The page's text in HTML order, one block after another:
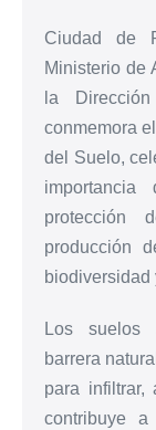
Ciudad de
Ministerio de
la
conmemora
del Suelo,
protección
producción
biodiversidad
Los suelos
barrera
para infiltrar,
contribuye